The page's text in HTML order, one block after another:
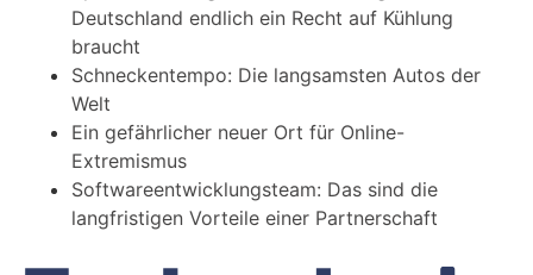
Deutschland endlich ein Recht auf Kühlung
braucht
Schneckentempo: Die langsamsten Autos der
Welt
Ein gefährlicher neuer Ort für Online-
Extremismus
Softwareentwicklungsteam: Das sind die
langfristigen Vorteile einer Partnerschaft